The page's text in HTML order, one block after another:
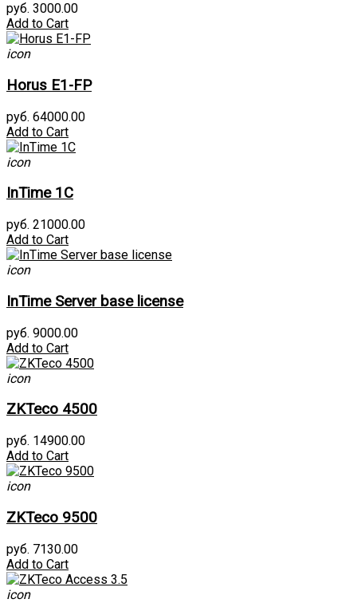
руб. 3000.00
Add to Cart
icon
Horus E1-FP
руб. 64000.00
Add to Cart
icon
InTime 1С
руб. 21000.00
Add to Cart
icon
InTime Server base license
руб. 9000.00
Add to Cart
icon
ZKTeco 4500
руб. 14900.00
Add to Cart
icon
ZKTeco 9500
руб. 7130.00
Add to Cart
icon